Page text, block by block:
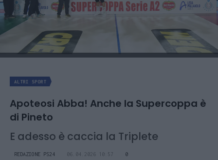
ALTRI SPORT
Apoteosi Abba! Anche la Supercoppa è
di Pineto
E adesso è caccia la Triplete
REDAZIONE PS24 06.04.2026 10:57 0